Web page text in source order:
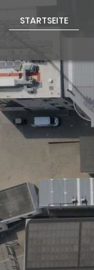
STARTSEITE